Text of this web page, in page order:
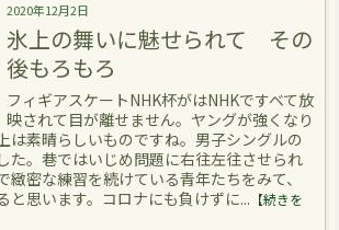
2020年12月2日
氷上の舞いに魅せられて その
後もろもろ
フィギアスケートNHK杯がはNHKですべて放
映されて目が離せません。ヤングが強くなり
は素晴らしいものですね。男子シングルの
た。巷ではいじめ問題に右往左往させられ
緻密な練習を続けている青年たちをみて、
と思います。コロナにも負けずに... 【続きを